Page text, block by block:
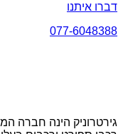
דברו איתנו
077-6048388
גירטרוניק הינה חברה